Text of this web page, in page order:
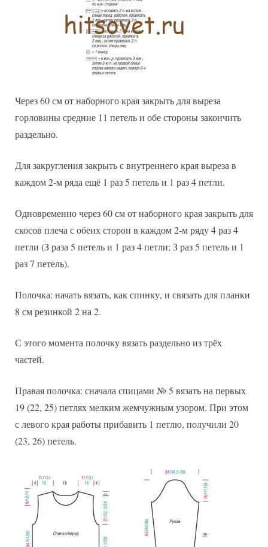
Через 60 см от наборного края закрыть для выреза
горловины средние 11 петель и обе стороны закончить
раздельно.
Для закругления закрыть с внутреннего края выреза в
каждом 2-м ряда ещё 1 раз 5 петель и 1 раз 4 петли.
Одновременно через 60 см от наборного края закрыть для
скосов плеча с обеих сторон в каждом 2-м ряду 4 раз 4
петли (З раза 5 петель и 1 раз 4 петли; З раз 5 петель и 1
раз 7 петель).
Полочка: начать вязать, как спинку, и связать для планки
8 см резинкой 2 на 2.
С этого момента полочку вязать раздельно из трёх
частей.
Правая полочка: сначала спицами № 5 вязать на первых
19 (22, 25) петлях мелким жемчужным узором. При этом
с левого края работы прибавить 1 петлю, получили 20
(23, 26) петель.